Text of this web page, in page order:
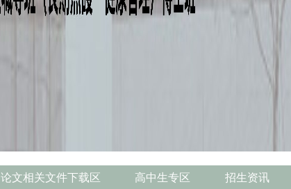
论文相关文件下载区 高中生专区 招生资讯